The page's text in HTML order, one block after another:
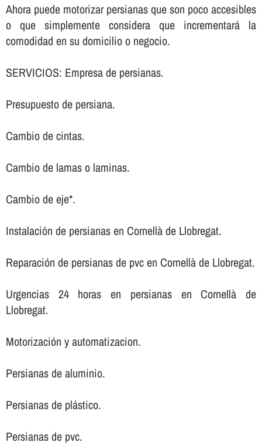
Ahora puede motorizar persianas que son poco accesibles
o que simplemente considera que incrementará la
comodidad en su domicilio o negocio.
SERVICIOS: Empresa de persianas.
Presupuesto de persiana.
Cambio de cintas.
Cambio de lamas o laminas.
Cambio de eje*.
Instalación de persianas en Cornellà de Llobregat.
Reparación de persianas de pvc en Cornellà de Llobregat.
Urgencias 24 horas en persianas en Cornellà de
Llobregat.
Motorización y automatizacion.
Persianas de aluminio.
Persianas de plástico.
Persianas de pvc.